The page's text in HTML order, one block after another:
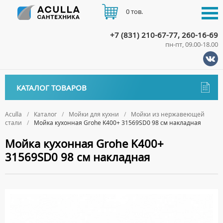
Aculla Каталог Мойки для кухни
Мойки из нержавеющей
стали
Мойка кухонная Grohe K400+ 31569SD0 98 см накладная
Мойка кухонная Grohe K400+
31569SD0 98 см накладная
КАТАЛОГ ТОВАРОВ
ДЕРЖАТЕЛИ
ДИСПЕНСЕРЫ
ДОЗАТОРЫ ДЛЯ МЫЛА
Биде
НАПОЛЬНЫЕ БИДЕ
ПОДВЕСНЫЕ БИДЕ
КРЫШКИ ДЛЯ БИДЕ
Ванны
АКРИЛОВЫЕ ВАННЫ
Ванны комплектующие
+7 (831) 210-67-77, 260-16-69
пн-пт, 09.00-18.00
0 тов.
ДОСТАВКА
ОПЛАТА
КОНТАКТЫ